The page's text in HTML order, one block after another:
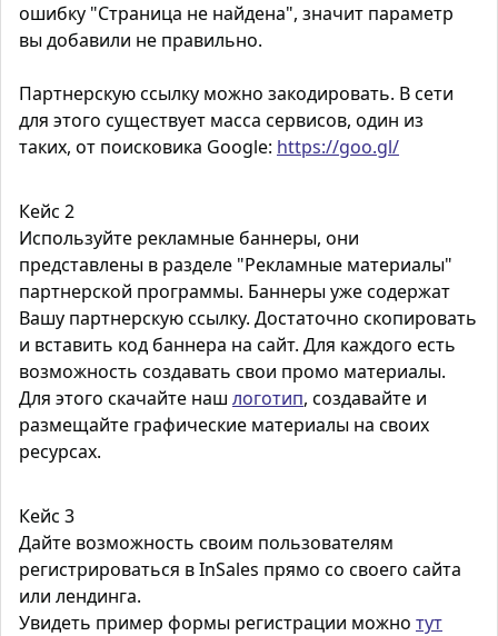
ошибку "Страница не найдена", значит параметр
вы добавили не правильно.
Партнерскую ссылку можно закодировать. В сети
для этого существует масса сервисов, один из
таких, от поисковика Google: https://goo.gl/
Кейс 2
Используйте рекламные баннеры, они
представлены в разделе "Рекламные материалы"
партнерской программы. Баннеры уже содержат
Вашу партнерскую ссылку. Достаточно скопировать
и вставить код баннера на сайт. Для каждого есть
возможность создавать свои промо материалы.
Для этого скачайте наш логотип, создавайте и
размещайте графические материалы на своих
ресурсах.
Кейс 3
Дайте возможность своим пользователям
регистрироваться в InSales прямо со своего сайта
или лендинга.
Увидеть пример формы регистрации можно тут